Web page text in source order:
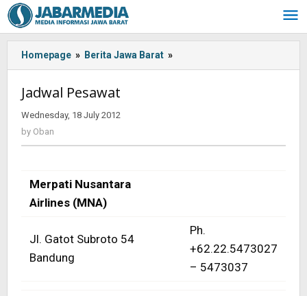
Skip
to
content
Homepage » Berita Jawa Barat »
-:IN-
Jadwal Pesawat
Wednesday, 18 July 2012
by Oban
Merpati Nusantara
Airlines (MNA)
Jl. Gatot Subroto 54
Bandung
Ph.
+62.22.5473027
– 5473037